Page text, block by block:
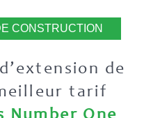
CONSTRUCTION
de
tarif